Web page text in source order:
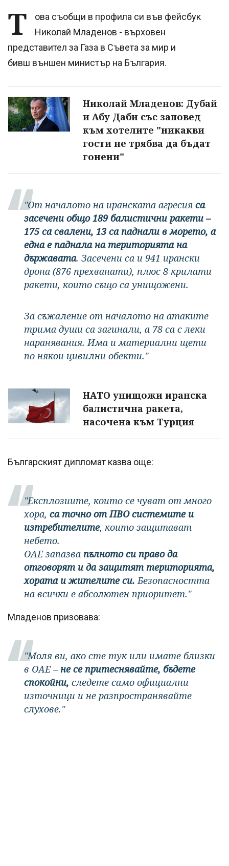
Т
ова съобщи в профила си във фейсбук
Николай Младенов - върховен
представител за Газа в Съвета за мир и
бивш външен министър на България.
Николай Младенов: Дубай
и Абу Даби със заповед
към хотелите "никакви
гости не трябва да бъдат
гонени"
"От началото на иранската агресия са
засечени общо 189 балистични ракети –
175 са свалени, 13 са паднали в морето, а
една е паднала на територията на
държавата. Засечени са и 941 ирански
дрона (876 прехванати), плюс 8 крилати
ракети, които също са унищожени.
За съжаление от началото на атаките
трима души са загинали, а 78 са с леки
наранявания. Има и материални щети
по някои цивилни обекти."
НАТО унищожи иранска
балистична ракета,
насочена към Турция
Българският дипломат казва още:
"Експлозиите, които се чуват от много
хора, са точно от ПВО системите и
изтребителите, които защитават
небето.
ОАЕ запазва пълното си право да
отговорят и да защитят територията,
хората и жителите си. Безопасността
на всички е абсолютен приоритет."
Младенов призовава:
"Моля ви, ако сте тук или имате близки
в ОАЕ – не се притеснявайте, бъдете
спокойни, следете само официални
източници и не разпространявайте
слухове."